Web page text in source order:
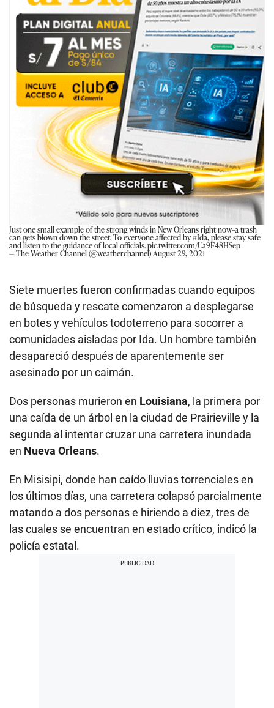
Just one small example of the strong winds in New Orleans right now--a trash
can gets blown down the street. To everyone affected by#Ida, please stay safe
and listen to the guidance of local officials.pic.twitter.com/Ua9F48HSep
— The Weather Channel (@weatherchannel)August 29, 2021
Siete muertes fueron confirmadas cuando equipos
de búsqueda y rescate comenzaron a desplegarse
en botes y vehículos todoterreno para socorrer a
comunidades aisladas por Ida. Un hombre también
desapareció después de aparentemente ser
asesinado por un caimán.
Dos personas murieron en Louisiana, la primera por
una caída de un árbol en la ciudad de Prairieville y la
segunda al intentar cruzar una carretera inundada
en Nueva Orleans.
En Misisipi, donde han caído lluvias torrenciales en
los últimos días, una carretera colapsó parcialmente
matando a dos personas e hiriendo a diez, tres de
las cuales se encuentran en estado crítico, indicó la
policía estatal.